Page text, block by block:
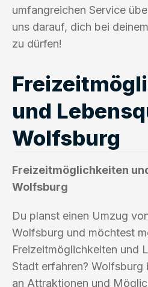
umfangreichen Service
uns darauf, dich bei
zu dürfen!
und
Wolfsburg
Freizeitmöglichkeiten
Wolfsburg
Du planst einen Umzug
Wolfsburg und möchtest
Freizeitmöglichkeiten und
Stadt erfahren? Wolfsburg
an Attraktionen und